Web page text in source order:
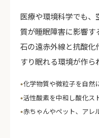
医療や環境科学でも
質が睡眠障害に影響す
石の遠赤外線と抗酸化
すり眠れる環境が作ら
化学物質や微粒子を自然
活性酸素を中和し酸化ス
赤ちゃんやペット、アレ